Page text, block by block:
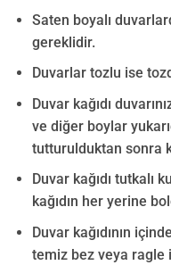
Saten boyalı
gereklidir.
Duvarlar tozlu ise
Duvar kağıdı
ve diğer boylar
tutturulduktan sonra
Duvar kağıdı tutkalı
kağıdın her yerine
Duvar kağıdının
temiz bez veya ragle